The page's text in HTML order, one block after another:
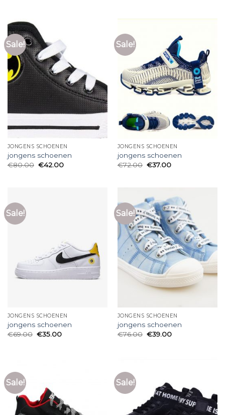
Sale!
JONGENS SCHOENEN
jongens schoenen
€80.00 €42.00
Sale!
JONGENS SCHOENEN
jongens schoenen
€72.00 €37.00
Sale!
JONGENS SCHOENEN
jongens schoenen
€69.00 €35.00
Sale!
JONGENS SCHOENEN
jongens schoenen
€76.00 €39.00
Sale! Sale!